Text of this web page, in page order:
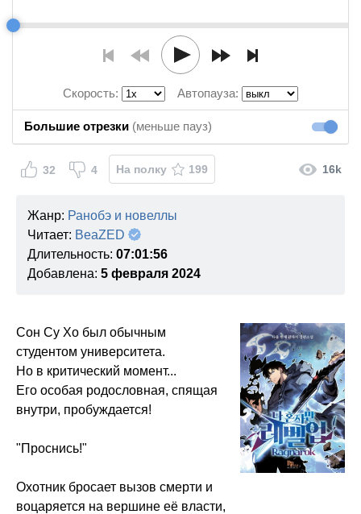
Скорость: Автопауза:
Большие отрезки (меньше пауз)
32 4 На полку 199 16k
Жанр: Ранобэ и новеллы
Читает: BeaZED
Длительность: 07:01:56
Добавлена: 5 февраля 2024
Сон Су Хо был обычным
студентом университета.
Но в критический момент...
Его особая родословная, спящая
внутри, пробуждается!
"Проснись!"
Охотник бросает вызов смерти и
воцаряется на вершине её власти,